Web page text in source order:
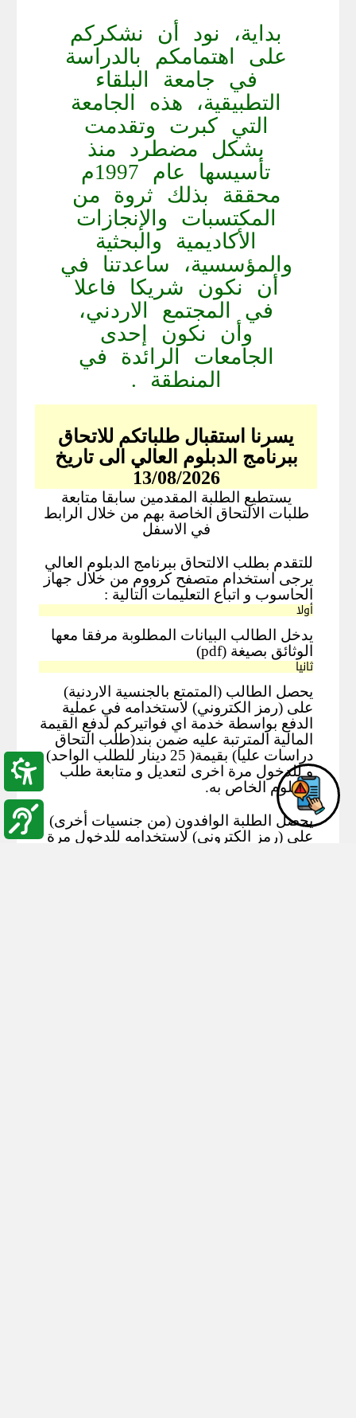
بداية، نود أن نشكركم
على اهتمامكم بالدراسة
في جامعة البلقاء
التطبيقية، هذه الجامعة
التي كبرت وتقدمت
بشكل مضطرد منذ
تأسيسها عام 1997م
محققة بذلك ثروة من
المكتسبات والإنجازات
الأكاديمية والبحثية
والمؤسسية، ساعدتنا في
أن نكون شريكا فاعلا
في المجتمع الاردني،
وأن نكون إحدى
الجامعات الرائدة في
المنطقة .
يسرنا استقبال طلباتكم للاتحاق
ببرنامج الدبلوم العالي الى تاريخ
13/08/2026
يستطيع الطلبة المقدمين سابقا متابعة
طلبات الالتحاق الخاصة بهم من خلال الرابط
في الاسفل
للتقدم بطلب الالتحاق ببرنامج الدبلوم العالي
يرجى استخدام متصفح كرووم من خلال جهاز
الحاسوب و اتباع التعليمات التالية :
أولا
يدخل الطالب البيانات المطلوبة مرفقا معها
الوثائق بصيغة (pdf)
ثانيا
يحصل الطالب (المتمتع بالجنسية الاردنية)
على (رمز الكتروني) لاستخدامه في عملية
الدفع بواسطة خدمة اي فواتيركم لدفع القيمة
المالية المترتبة عليه ضمن بند(طلب التحاق
دراسات عليا) بقيمة( 25 دينار للطلب الواحد)
و للدخول مرة اخرى لتعديل و متابعة طلب
الدبلوم الخاص به.
يحصل الطلبة الوافدون (من جنسيات أخرى)
على (رمز الكتروني) لاستخدامه للدخول مرة